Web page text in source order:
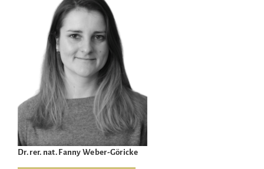
Dr. rer. nat. Fanny Weber-Göricke